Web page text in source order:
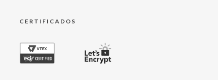
CERTIFICADOS